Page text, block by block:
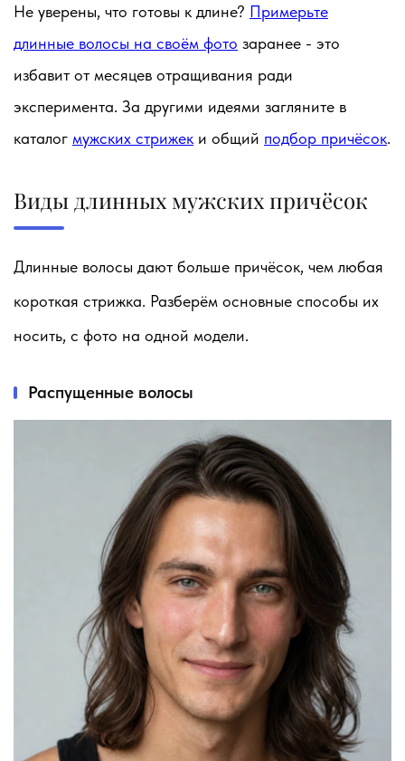
Не уверены, что готовы к длине? Примерьте
длинные волосы на своём фото заранее - это
избавит от месяцев отращивания ради
эксперимента. За другими идеями загляните в
каталог мужских стрижек и общий подбор причёсок.
Виды длинных мужских причёсок
Длинные волосы дают больше причёсок, чем любая
короткая стрижка. Разберём основные способы их
носить, с фото на одной модели.
Распущенные волосы